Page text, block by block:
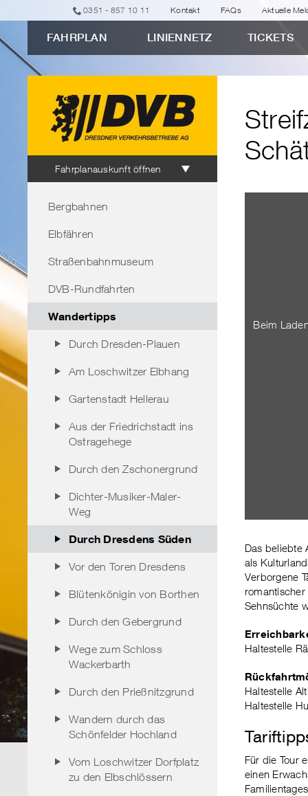
Verbindungssuche
"Streifzug
Ausblicke
versteckte
Schätze
0351 - 857 10 11 Kontakt FAQs Aktuelle
FAHRPLAN LINIENNETZ TICKETS
Fahrplanauskunft öffnen
Bergbahnen
Elbfähren
Straßenbahnmuseum
DVB-Rundfahrten
Wandertipps
Durch Dresden-Plauen
Am Loschwitzer Elbhang
Gartenstadt Hellerau
Aus der Friedrichstadt ins
Ostragehege
Durch den Zschonergrund
Dichter-Musiker-Maler-
Weg
Durch Dresdens Süden
Vor den Toren Dresdens
Blütenkönigin von Borthen
Durch den Gebergrund
Wege zum Schloss
Wackerbarth
Durch den Prießnitzgrund
Wandern durch das
Schönfelder Hochland
Vom Loschwitzer Dorfplatz
zu den Elbschlössern
Beim
Das beliebte
als
Verborgene
Sehnsüchte
Haltestelle
Haltestelle
Haltestelle
Für die Tour
einen